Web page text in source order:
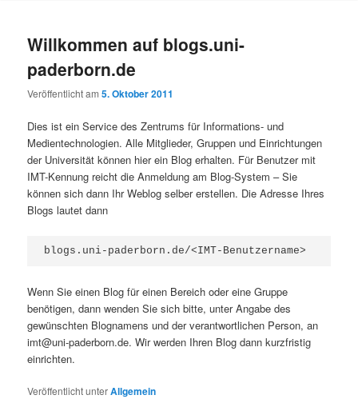
Willkommen auf blogs.uni-
paderborn.de
Veröffentlicht am5. Oktober 2011
Dies ist ein Service des Zentrums für Informations- und
Medientechnologien. Alle Mitglieder, Gruppen und Einrichtungen
der Universität können hier ein Blog erhalten. Für Benutzer mit
IMT-Kennung reicht die Anmeldung am Blog-System – Sie
können sich dann Ihr Weblog selber erstellen. Die Adresse Ihres
Blogs lautet dann
blogs.uni-paderborn.de/<IMT-Benutzername>
Wenn Sie einen Blog für einen Bereich oder eine Gruppe
benötigen, dann wenden Sie sich bitte, unter Angabe des
gewünschten Blognamens und der verantwortlichen Person, an
imt@uni-paderborn.de. Wir werden Ihren Blog dann kurzfristig
einrichten.
Veröffentlicht unterAllgemein